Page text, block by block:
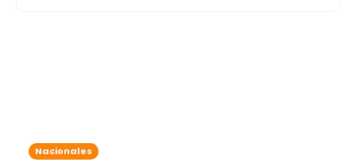
Nacionales